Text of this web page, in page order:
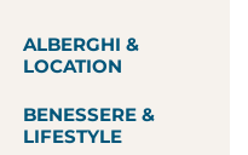
ALBERGHI &
LOCATION
BENESSERE &
LIFESTYLE